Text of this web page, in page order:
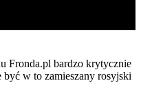
Fronda.pl bardzo krytycznie
być w to zamieszany rosyjski